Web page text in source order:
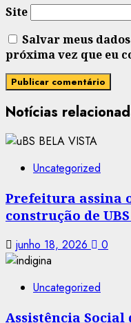
Site
Salvar meus
próxima vez que eu
Notícias
Uncategorized
Prefeitura assina
construção de
junho 18, 2026 0
Uncategorized
Assistência Social